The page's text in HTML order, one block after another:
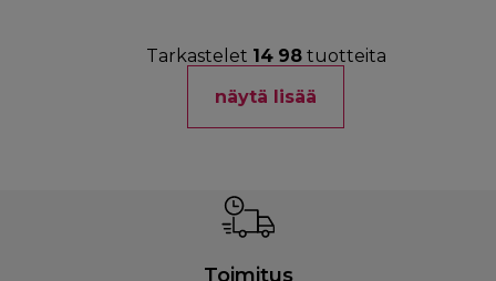
Tarkastelet 14 98tuotteita
näytä lisää
Toimitus